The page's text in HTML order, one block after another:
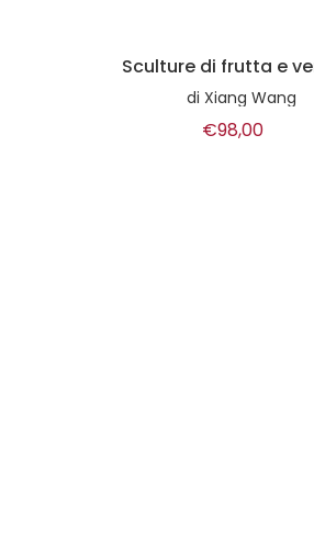
L'arte del dolce
diErnst Knam
€11,50